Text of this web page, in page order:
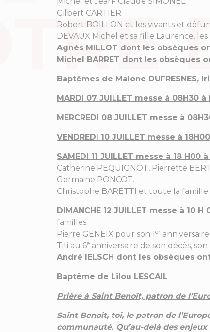
Gilbert CARTIER.
Robert BOILLON et les vivants et
DEVAUX Michel et sa fille Laurence,
Agnès MILLOT dont les obsèques
Michel BARRET dont les obsèques
Baptêmes de Malone DUFRESNES,
MARDI 07 JUILLET messe à 08H30
MERCREDI 08 JUILLET messe à
VENDREDI 10 JUILLET messe à
SAMEDI 11 JUILLET messe à 18 H00 à
Catherine PEQUIGNOT, Pierrette
Germaine PONCOT.
Christophe BARETTI et toute la famille.
DIMANCHE 12 JUILLET messe à 10 H
familles.
Pierre GENEIX pour son 1er
Titi au 6e anniversaire de son décès,
André IELSCH dont les obsèques
Baptême de Lilou LESCAIL
Prière à Saint Benoît, patron de
Saint Benoît, toi, le patron de
communauté. Qu’au-delà des